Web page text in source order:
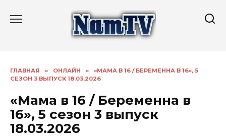
ГЛАВНАЯ » ОНЛАЙН »
«МАМА В 16 / БЕРЕМЕННА В 16», 5
СЕЗОН 3 ВЫПУСК 18.03.2026
«Мама в 16 / Беременна в
16», 5 сезон 3 выпуск
18.03.2026